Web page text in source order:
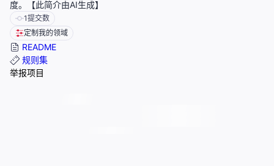
度。【此简介由AI生成】
1提交数
定制我的领域
README
规则集
举报项目